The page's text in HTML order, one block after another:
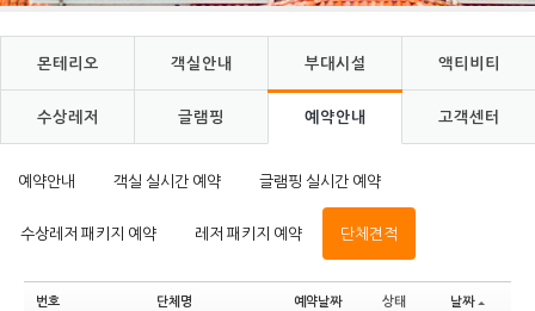
몬테리오 객실안내 부대시설 액티비티
수상레저 글램핑 예약안내 고객센터
예약안내 객실 실시간 예약 글램핑 실시간 예약
수상레저 패키지 예약 레저 패키지 예약 단체견적
번호 단체명 예약날짜 상태 날짜